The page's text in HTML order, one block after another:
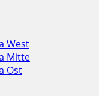
West
Mitte
Ost